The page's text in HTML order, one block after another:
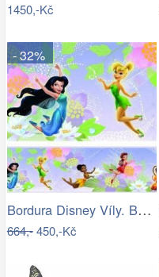
1450,-Kč
- 32%
Bordura Disney Víly. Bordury Fairies
664,-450,-Kč